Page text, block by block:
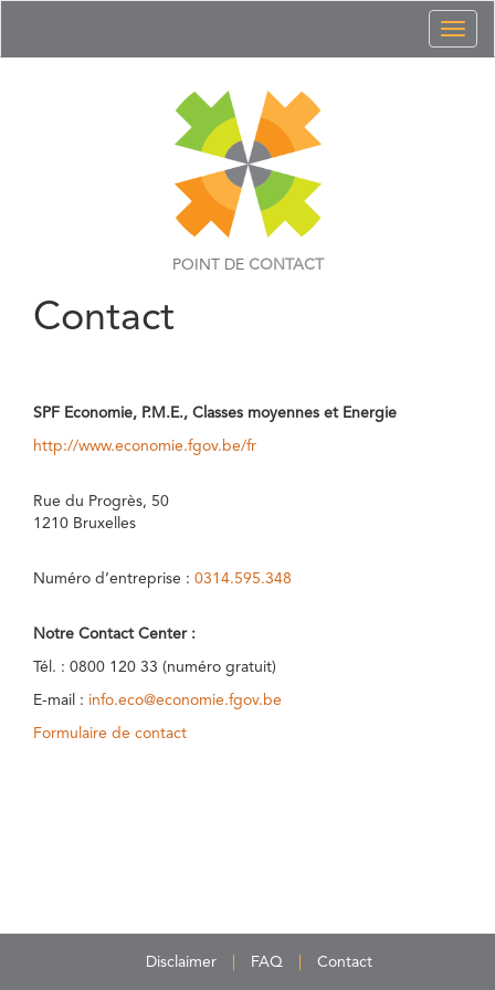
POINT DE CONTACT
Contact
SPF Economie, P.M.E., Classes moyennes et Energie
http://www.economie.fgov.be/fr
Rue du Progrès, 50
1210 Bruxelles
Numéro d’entreprise : 0314.595.348
Notre Contact Center :
Tél. : 0800 120 33 (numéro gratuit)
E-mail : info.eco@economie.fgov.be
Formulaire de contact
Disclaimer FAQ Contact